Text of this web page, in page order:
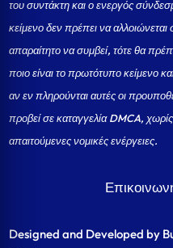
του συντάκτη και ο ενεργός
κείμενο δεν πρέπει να
απαραίτητο να συμβεί, τότε θα
ποιο είναι το πρωτότυπο κείμενο
αν εν πληρούνται αυτές οι
προβεί σε καταγγελία DMCA,
απαιτούμενες νομικές ενέργειες.
Designed and Developed by